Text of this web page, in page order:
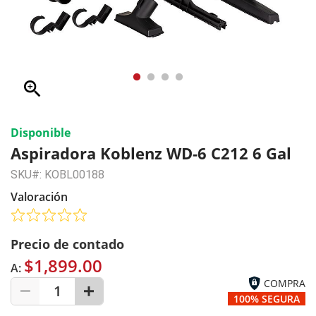
zoom_in
Disponible
Aspiradora Koblenz WD-6 C212 6 Gal
SKU#: KOBL00188
Valoración
Precio de contado
A: $1,899.00
1
COMPRA
100% SEGURA